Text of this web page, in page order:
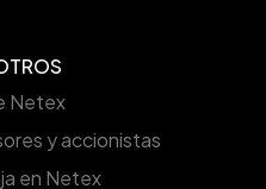
Netex
y accionistas
en Netex